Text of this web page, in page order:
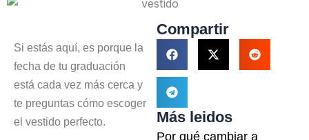
Si estás aquí, es porque la
fecha de tu graduación
está cada vez más cerca y
te preguntas cómo escoger
el vestido perfecto.
Compartir
Más leidos
Por qué cambiar a